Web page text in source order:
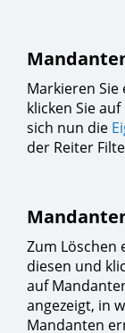
Markieren
klicken Sie
sich nun die
der Reiter
Zum Löschen
diesen und
auf
angezeigt, in
Mandanten